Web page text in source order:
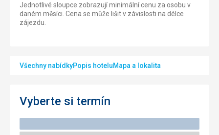
Jednotlivé sloupce zobrazují minimální cenu za osobu v
daném měsíci. Cena se může lišit v závislosti na délce
zájezdu.
Všechny nabídkyPopis hoteluMapa a lokalita
Vyberte si termín